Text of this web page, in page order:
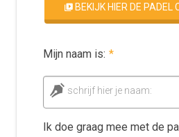
BEKIJK HIER DE PADEL
Mijn naam is: *
schrijf hier je naam:
Ik doe graag mee met de